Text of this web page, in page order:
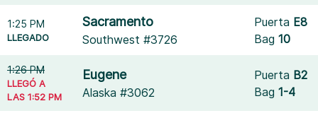
1:25 PM
LLEGADO
Sacramento
Southwest #3726
Puerta E8
Bag10
1:26 PM
LLEGÓ A
LAS 1:52 PM
Eugene
Alaska #3062
Puerta B2
Bag1-4